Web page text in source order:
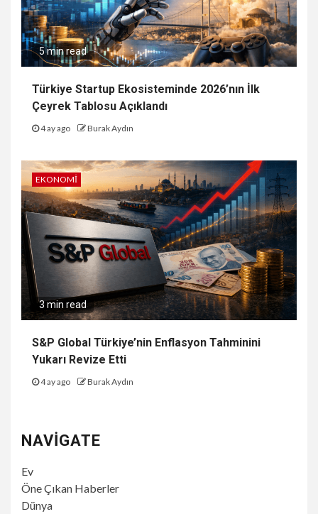
5 min read
Türkiye Startup Ekosisteminde 2026’nın İlk
Çeyrek Tablosu Açıklandı
4 ay ago Burak Aydın
EKONOMI
3 min read
S&P Global Türkiye’nin Enflasyon Tahminini
Yukarı Revize Etti
4 ay ago Burak Aydın
NAVIGATE
Ev
Öne Çıkan Haberler
Dünya